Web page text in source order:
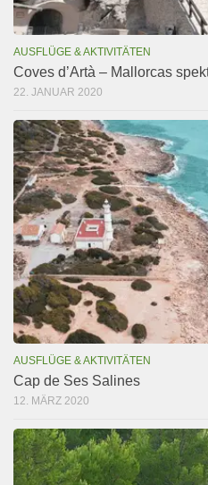
AUSFLÜGE & AKTIVITÄTEN
Coves d’Artà – Mallorcas
22. JANUAR 2020
AUSFLÜGE & AKTIVITÄTEN
Cap de Ses Salines
12. MÄRZ 2020